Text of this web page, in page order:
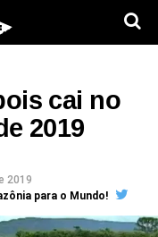
cai no
2019
2019
para o Mundo!